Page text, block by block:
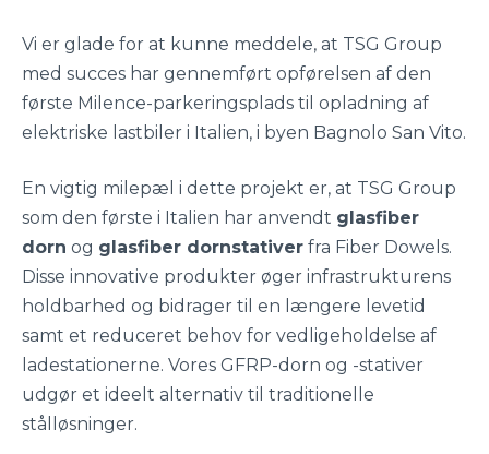
Vi er glade for at kunne meddele, at TSG Group
med succes har gennemført opførelsen af den
første Milence-parkeringsplads til opladning af
elektriske lastbiler i Italien, i byen Bagnolo San Vito.
En vigtig milepæl i dette projekt er, at TSG Group
som den første i Italien har anvendt glasfiber
dorn og glasfiber dornstativer fra Fiber Dowels.
Disse innovative produkter øger infrastrukturens
holdbarhed og bidrager til en længere levetid
samt et reduceret behov for vedligeholdelse af
ladestationerne. Vores GFRP-dorn og -stativer
udgør et ideelt alternativ til traditionelle
stålløsninger.